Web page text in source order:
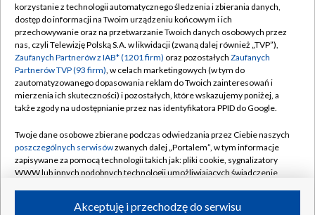
TVP
Abonament TVP
Emisja w TVP
Centrum informacji TVP
Naziemna Telewizja Cyfrowa
Rada Programowa
System NOS
Informacje o nadawcy
Regulamin TVP
Polityka prywatności
Moje zgody
Pomoc
Kontakt
Kanały
korzystanie z technologii automatycznego śledzenia i zbierania danych,
dostęp do informacji na Twoim urządzeniu końcowym i ich
przechowywanie oraz na przetwarzanie Twoich danych osobowych przez
nas, czyli Telewizję Polską S.A. w likwidacji (zwaną dalej również „TVP”),
Zaufanych Partnerów z IAB* (1201 firm) oraz pozostałych Zaufanych
Partnerów TVP (93 firm), w celach marketingowych (w tym do
zautomatyzowanego dopasowania reklam do Twoich zainteresowań i
mierzenia ich skuteczności) i pozostałych, które wskazujemy poniżej, a
także zgody na udostępnianie przez nas identyfikatora PPID do Google.
Twoje dane osobowe zbierane podczas odwiedzania przez Ciebie naszych
poszczególnych serwisówzwanych dalej „Portalem”, w tym informacje
zapisywane za pomocą technologii takich jak: pliki cookie, sygnalizatory
WWW lub innych podobnych technologii umożliwiających świadczenie
ruchu w Internecie.Akceptuję i przechodzę do serwisu